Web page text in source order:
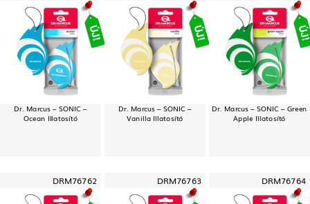
Dr. Marcus – SONIC –
Ocean Illatosító
Dr. Marcus – SONIC –
Vanilla Illatosító
Dr. Marcus – SONIC – Green
Apple Illatosító
DRM76762 DRM76763 DRM76764